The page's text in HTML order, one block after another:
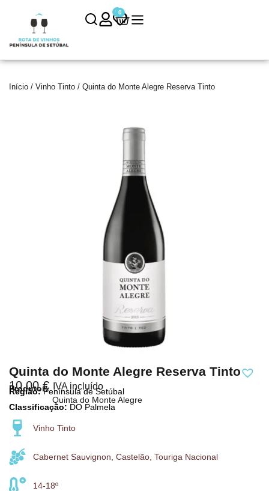
00
Início / Vinho Tinto / Quinta do Monte Alegre Reserva Tinto
Quinta do Monte Alegre Reserva Tinto
10,00€ IVA incluído
Quinta do Monte Alegre
Produtor:
Região:Península de Setúbal
Classificação: DO Palmela
Vinho Tinto
Cabernet Sauvignon, Castelão, Touriga Nacional
14-18º